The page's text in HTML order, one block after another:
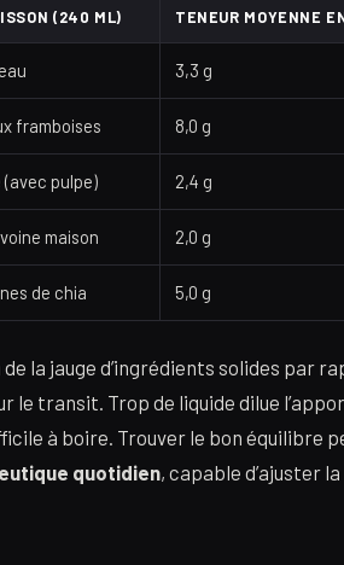
(240 ML) TENEUR MOYENNE
3,3 g
framboises 8,0 g
pulpe) 2,4 g
maison 2,0 g
de chia 5,0 g
la jauge d’ingrédients solides par
le transit. Trop de liquide dilue
à boire. Trouver le bon équilibre
quotidien, capable d’ajuster